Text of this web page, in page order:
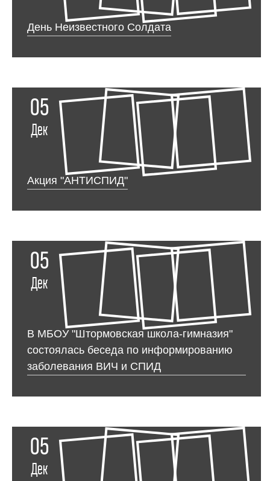
День Неизвестного Солдата
05
Дек
Акция "АНТИСПИД"
05
Дек
В МБОУ "Штормовская школа-гимназия"
состоялась беседа по информированию
заболевания ВИЧ и СПИД
05
Дек